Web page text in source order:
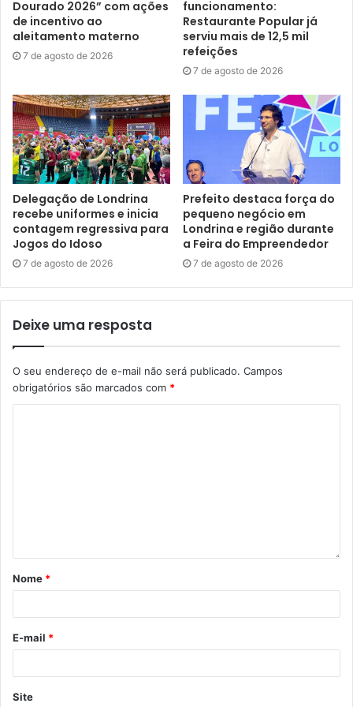
Mais cedo, pela manhã, os servidores haviam participado
de uma aula teórica e prática, na sede da Prefeitura. Quem
ministrou o curso foi André Luís Bento, enfermeiro do
trabalho e auxiliar de enfermagem da Diretoria de
de Saúde (SMS), parceira desta edição. Para ajudar na
atividade, foram convidados quatro alunos de um Curso de
Bombeiro Civil e um auxiliar de treinamento.
O curso abordou os seguintes temas: Avaliação Primária;
Animais Peçonhentos; Vias Aéreas; Parada Cardíaca
(PCR/RCP); Desfibrilador Externo Automático (DEA);
Estado de Choque; Traumas e Hemorragias; Queimaduras;
Emergências Clínicas; Movimentação e Transporte de
Vítimas, além da aula prática.
Durante a ação, o instrutor apresentou aos servidores o
cardiorrespiratória.
O curso de primeiros socorros foi realizado,
Dourado 2026” com ações
de incentivo ao
aleitamento materno
7 de agosto de 2026
funcionamento:
Restaurante Popular já
serviu mais de 12,5 mil
refeições
7 de agosto de 2026
Delegação de Londrina
recebe uniformes e inicia
contagem regressiva para
Jogos do Idoso
7 de agosto de 2026
Prefeito destaca força do
pequeno negócio em
Londrina e região durante
a Feira do Empreendedor
7 de agosto de 2026
Deixe uma resposta
O seu endereço de e-mail não será publicado. Campos
obrigatórios são marcados com *
Nome *
E-mail *
Site